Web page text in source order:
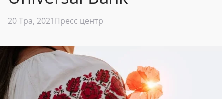
20 Тра, 2021Пресс центр